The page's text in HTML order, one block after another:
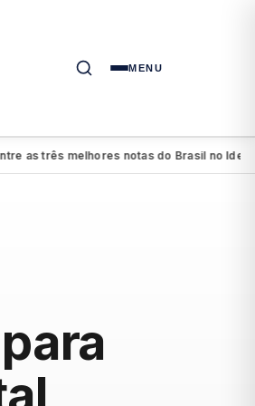
MENU
três melhores notas do Brasil no Ideb do